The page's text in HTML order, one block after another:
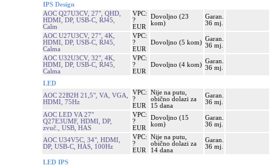
IPS Design
AOC Q27U3CV, 27", QHD,
HDMI, DP, USB-C, RJ45,
Calm
VPC:
?
EUR
Dovoljno (23
kom)
Garan.
36 mj.
AOC U27U3CV, 27", 4K,
HDMI, DP, USB-C, RJ45,
Calma
VPC:
?
EUR
Dovoljno (5 kom)
Garan.
36 mj.
AOC U32U3CV, 32", 4K,
HDMI, DP, USB-C, RJ45,
Calma
VPC:
?
EUR
Dovoljno (4 kom)
Garan.
36 mj.
LED
AOC 22B2H 21,5", VA, VGA,
HDMI, 75Hz
VPC:
?
EUR
Nije na putu,
obično dolazi za
15 dana
Garan.
36 mj.
AOC LED VA 27"
Q27E3UMF, HDMI, DP,
zvuč., USB, HAS
VPC:
?
EUR
Dovoljno (15
kom)
Garan.
36 mj.
AOC U34V5C, 34", HDMI,
DP, USB-C, HAS, 100Hz
VPC:
?
EUR
Nije na putu,
obično dolazi za
14 dana
Garan.
36 mj.
LED IPS